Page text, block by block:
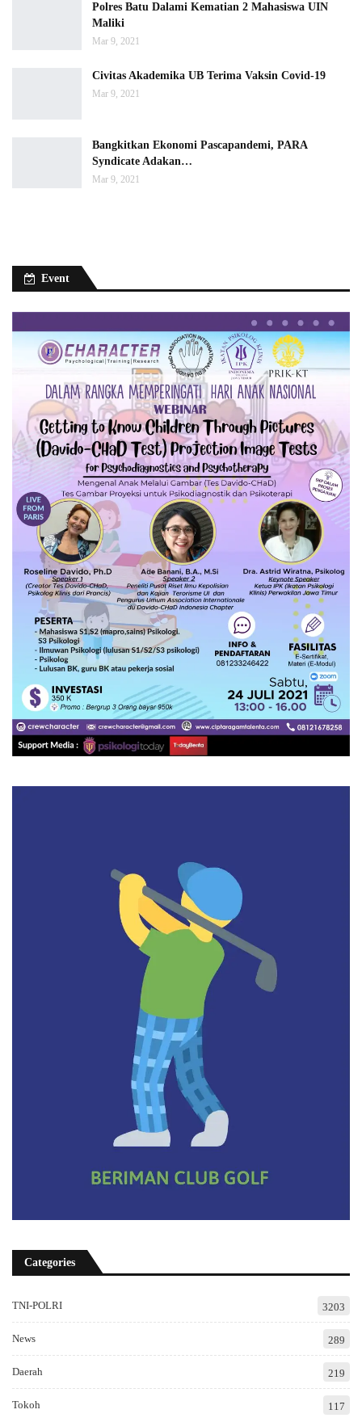
Polres Batu Dalami Kematian 2 Mahasiswa UIN
Maliki
Mar 9, 2021
Civitas Akademika UB Terima Vaksin Covid-19
Mar 9, 2021
Bangkitkan Ekonomi Pascapandemi, PARA
Syndicate Adakan…
Mar 9, 2021
Event
Categories
TNI-POLRI 3203
News 289
Daerah 219
Tokoh 117